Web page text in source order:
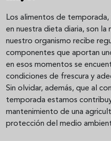
Los alimentos de
en nuestra dieta diaria, son
nuestro organismo recibe
componentes que aportan
en esos momentos se
condiciones de frescura y
Sin olvidar, además, que al
temporada estamos
mantenimiento de una
protección del medio